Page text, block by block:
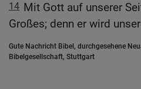
14 Mit Gott auf unserer
Großes; denn er wird
Gute Nachricht Bibel, durchgesehene
Bibelgesellschaft, Stuttgart